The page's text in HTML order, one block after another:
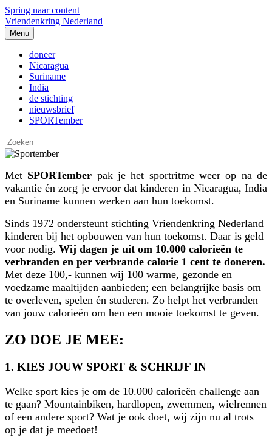
Spring naar content
Vriendenkring Nederland
Menu
doneer
Nicaragua
Suriname
India
de stichting
nieuwsbrief
SPORTember
Met SPORTember pak je het sportritme weer op na de
vakantie én zorg je ervoor dat kinderen in Nicaragua, India
en Suriname kunnen werken aan hun toekomst.
Sinds 1972 ondersteunt stichting Vriendenkring Nederland
kinderen bij het opbouwen van hun toekomst. Daar is geld
voor nodig. Wij dagen je uit om 10.000 calorieën te
verbranden en per verbrande calorie 1 cent te doneren.
Met deze 100,- kunnen wij 100 warme, gezonde en
voedzame maaltijden aanbieden; een belangrijke basis om
te overleven, spelen én studeren. Zo helpt het verbranden
van jouw calorieën om hen een mooie toekomst te geven.
ZO DOE JE MEE:
1. KIES JOUW SPORT & SCHRIJF IN
Welke sport kies je om de 10.000 calorieën challenge aan
te gaan? Mountainbiken, hardlopen, zwemmen, wielrennen
of een andere sport? Wat je ook doet, wij zijn nu al trots
op je dat je meedoet!